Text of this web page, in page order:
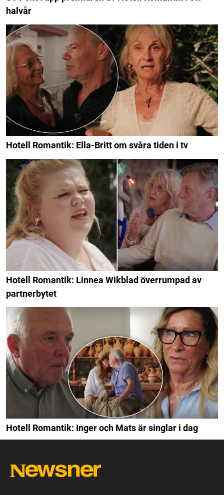
halvår
Hotell Romantik: Ella-Britt om svåra tiden i tv
Hotell Romantik: Linnea Wikblad överrumpad av
partnerbytet
Hotell Romantik: Inger och Mats är singlar i dag